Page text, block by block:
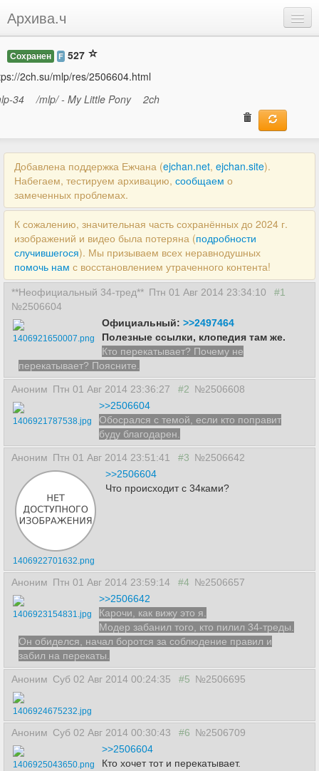
Архива.ч
Войти
Сохранен F 527
2ch.su/mlp/res/2506604.html
34
/mlp/ - My Little Pony 2ch
Добавлена поддержка Ежчана (ejchan.net, ejchan.site).
Набегаем, тестируем архивацию, сообщаем о
замеченных проблемах.
К сожалению, значительная часть сохранённых до 2024 г.
изображений и видео была потеряна (подробности
случившегося). Мы призываем всех неравнодушных
помочь нам с восстановлением утраченного контента!
**Неофициальный 34-тред** Птн 01 Авг 2014 23:34:10
#1
№2506604
1406921650007.png
Официальный: >>2497464
Полезные ссылки, клопедия там же.
Кто перекатывает? Почему не
перекатывает? Поясните.
Аноним Птн 01 Авг 2014 23:36:27 #2 №2506608
1406921787538.jpg
>>2506604
Обосрался с темой, если кто поправит
буду благодарен.
Аноним Птн 01 Авг 2014 23:51:41 #3 №2506642
1406922701632.png
>>2506604
Что происходит с 34ками?
Аноним Птн 01 Авг 2014 23:59:14 #4 №2506657
1406923154831.jpg
>>2506642
Карочи, как вижу это я.
Модер забанил того, кто пилил 34-треды.
Он обиделся, начал боротся за соблюдение правил и
забил на перекаты.
Аноним Суб 02 Авг 2014 00:24:35 #5 №2506695
1406924675232.jpg
Аноним Суб 02 Авг 2014 00:30:43 #6 №2506709
1406925043650.png
>>2506604
Кто хочет тот и перекатывает.